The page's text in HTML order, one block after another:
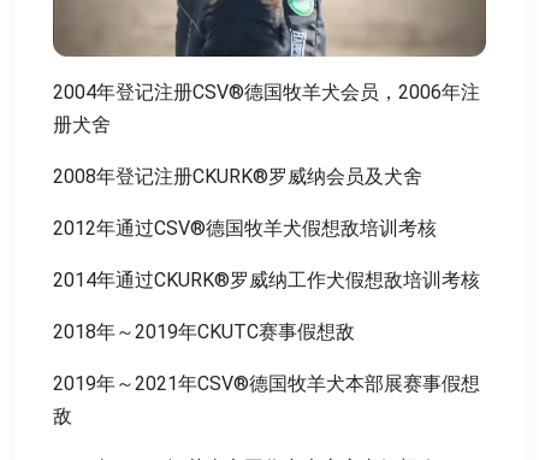
2004年登记注册CSV®德国牧羊犬会员，2006年注
册犬舍
2008年登记注册CKURK®罗威纳会员及犬舍
2012年通过CSV®德国牧羊犬假想敌培训考核
2014年通过CKURK®罗威纳工作犬假想敌培训考核
2018年～2019年CKUTC赛事假想敌
2019年～2021年CSV®德国牧羊犬本部展赛事假想
敌